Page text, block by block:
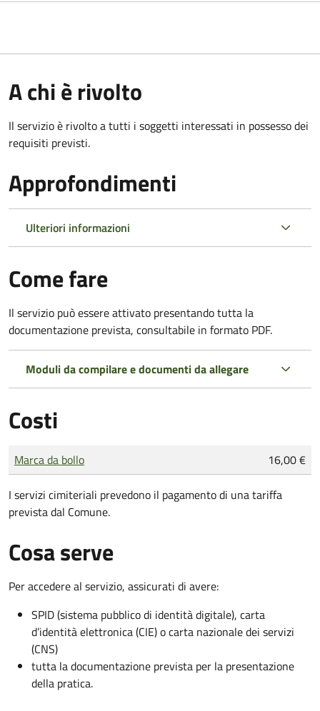
A chi è rivolto
Il servizio è rivolto a tutti i soggetti interessati in possesso dei
requisiti previsti.
Approfondimenti
Ulteriori informazioni
Come fare
Il servizio può essere attivato presentando tutta la
documentazione prevista, consultabile in formato PDF.
Moduli da compilare e documenti da allegare
Costi
Tipo di pagamento
Importo
Marca da bollo 16,00 €
I servizi cimiteriali prevedono il pagamento di una tariffa
prevista dal Comune.
Cosa serve
Per accedere al servizio, assicurati di avere:
SPID (sistema pubblico di identità digitale), carta
d’identità elettronica (CIE) o carta nazionale dei servizi
(CNS)
tutta la documentazione prevista per la presentazione
della pratica.